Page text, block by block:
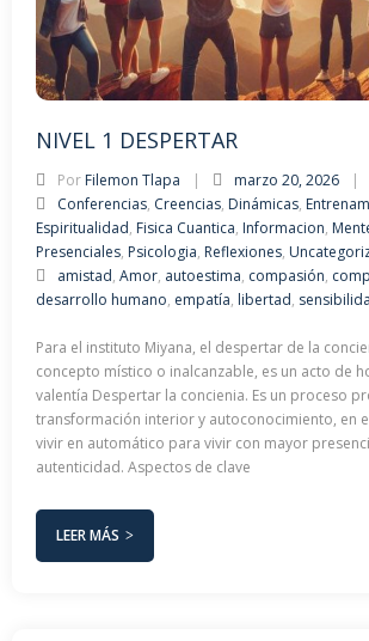
NIVEL 1 DESPERTAR
Por Filemon Tlapa
marzo 20, 2026
Conferencias, Creencias, Dinámicas,
Espiritualidad, Fisica Cuantica, Informacion,
Presenciales, Psicologia, Reflexiones,
amistad, Amor, autoestima, compasión,
desarrollo humano, empatía, libertad,
Para el instituto Miyana, el despertar de la
concepto místico o inalcanzable, es un acto de
valentía Despertar la concienia. Es un proceso
transformación interior y autoconocimiento, en
vivir en automático para vivir con mayor
autenticidad. Aspectos de clave
LEER MÁS